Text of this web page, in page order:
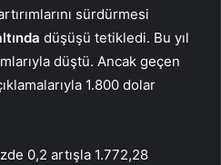
sürdürmesi
düşüşü tetikledi. Bu yıl
düştü. Ancak geçen
1.800 dolar
0,2 artışla 1.772,28